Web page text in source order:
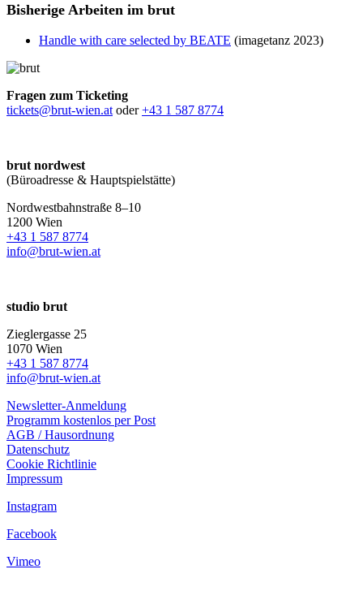
Bisherige Arbeiten im brut
Handle with care selected by BEATE (imagetanz 2023)
Fragen zum Ticketing
tickets@brut-wien.at oder+43 1 587 8774
brut nordwest
(Büroadresse & Hauptspielstätte)
Nordwestbahnstraße 8–10
1200 Wien
+43 1 587 8774
info@brut-wien.at
studio brut
Zieglergasse 25
1070 Wien
+43 1 587 8774
info@brut-wien.at
Newsletter-Anmeldung
Programm kostenlos per Post
AGB / Hausordnung
Datenschutz
Cookie Richtlinie
Impressum
Instagram
Facebook
Vimeo